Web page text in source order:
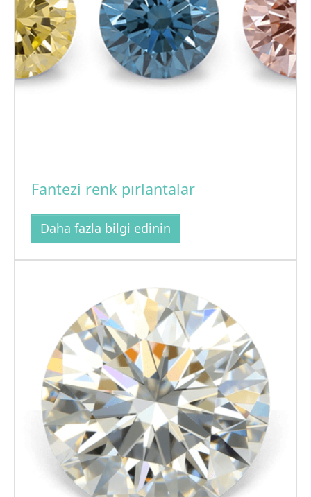
Fantezi renk pırlantalar
Daha fazla bilgi edinin